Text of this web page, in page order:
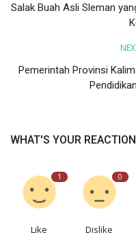
Salak Buah Asli Sleman
Pemerintah Provinsi
WHAT'S YOUR
1
Like
0
Dislike